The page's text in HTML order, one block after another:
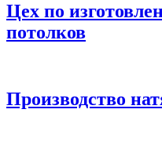
Цех по
потолков
Производство